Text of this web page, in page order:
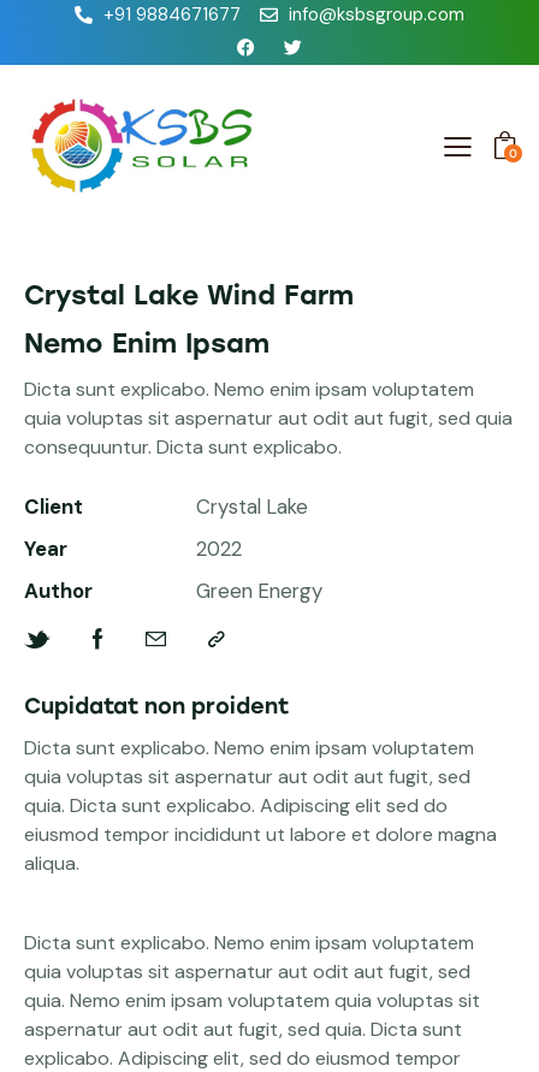
+91 9884671677 info@ksbsgroup.com
0
Crystal Lake Wind Farm
Nemo Enim Ipsam
Dicta sunt explicabo. Nemo enim ipsam voluptatem
quia voluptas sit aspernatur aut odit aut fugit, sed quia
consequuntur. Dicta sunt explicabo.
Client
Crystal Lake
Year
2022
Author
Green Energy
Cupidatat non proident
Dicta sunt explicabo. Nemo enim ipsam voluptatem
quia voluptas sit aspernatur aut odit aut fugit, sed
quia. Dicta sunt explicabo. Adipiscing elit sed do
eiusmod tempor incididunt ut labore et dolore magna
aliqua.
Dicta sunt explicabo. Nemo enim ipsam voluptatem
quia voluptas sit aspernatur aut odit aut fugit, sed
quia. Nemo enim ipsam voluptatem quia voluptas sit
aspernatur aut odit aut fugit, sed quia. Dicta sunt
explicabo. Adipiscing elit, sed do eiusmod tempor